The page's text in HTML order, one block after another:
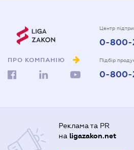
ПРО КОМПАНІЮ
Центр
0-800-
Підбір
0-800-
Реклама та PR
на ligazakon.net